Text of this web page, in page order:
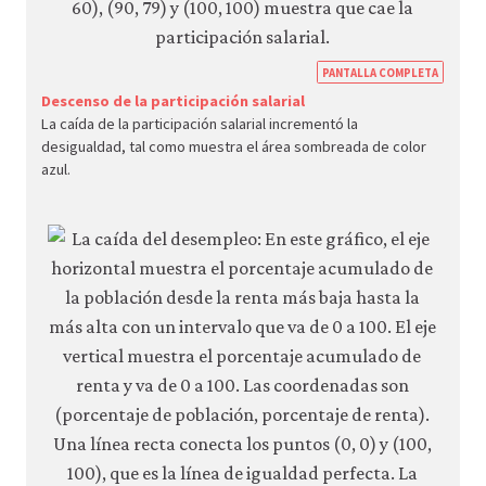
PANTALLA COMPLETA
Descenso de la participación salarial
La caída de la participación salarial incrementó la
desigualdad, tal como muestra el área sombreada de color
azul.